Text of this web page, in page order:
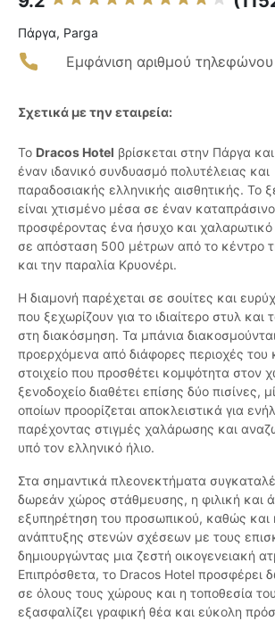
Πάργα, Parga
Εμφάνιση αριθμού τηλεφώνου
Σχετικά με την εταιρεία:
Το Dracos Hotel βρίσκεται στην Πάργα
έναν ιδανικό συνδυασμό πολυτέλειας και
παραδοσιακής ελληνικής αισθητικής. Το
είναι χτισμένο μέσα σε έναν
προσφέροντας ένα ήσυχο και χαλαρωτικό
σε απόσταση 500 μέτρων από το κέντρο
και την παραλία Κρυονέρι.
Η διαμονή παρέχεται σε σουίτες και
που ξεχωρίζουν για το ιδιαίτερο στυλ και
στη διακόσμηση. Τα μπάνια
προερχόμενα από διάφορες περιοχές του
στοιχείο που προσθέτει κομψότητα στον
ξενοδοχείο διαθέτει επίσης δύο πισίνες,
οποίων προορίζεται αποκλειστικά για
παρέχοντας στιγμές χαλάρωσης και
υπό τον ελληνικό ήλιο.
Στα σημαντικά πλεονεκτήματα
δωρεάν χώρος στάθμευσης, η φιλική και
εξυπηρέτηση του προσωπικού, καθώς και
ανάπτυξης στενών σχέσεων με τους
δημιουργώντας μια ζεστή οικογενειακή
Επιπρόσθετα, το Dracos Hotel προσφέρει
σε όλους τους χώρους και η τοποθεσία
εξασφαλίζει γραφική θέα και εύκολη